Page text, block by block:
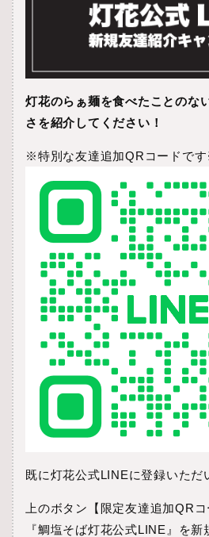
灯花のらぁ麺を食べたことのな
さを紹介してください！
※特別な友達追加QRコードで
既に灯花公式LINEに登録いただ
上のボタン【限定友達追加QRコ
『鯛塩そば灯花公式LINE』を新